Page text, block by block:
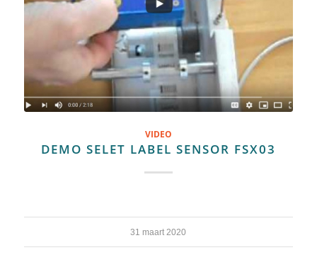
VIDEO
DEMO SELET LABEL SENSOR FSX03
31 maart 2020